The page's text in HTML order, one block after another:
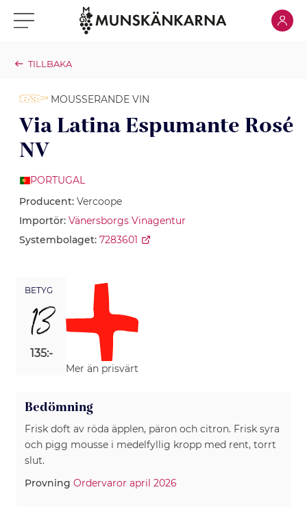
Klicka för meny Klicka
TILLBAKA
MOUSSERANDE VIN
Via Latina Espumante Rosé
NV
PORTUGAL
Producent: Vercoope
Importör: Vänersborgs Vinagentur
Systembolaget: 7283601
BETYG
13
135:-
Mer än prisvärt
Bedömning
Frisk doft av röda äpplen, päron och citron. Frisk syra
och pigg mousse i medelfyllig kropp med rent, torrt
slut.
Provning Ordervaror april 2026